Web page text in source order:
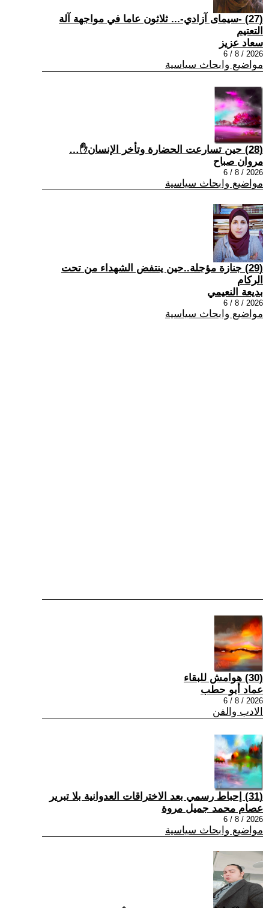
(27) -سيمای آزادي-... ثلاثون عاما في مواجهة آلة
التعتيم
سعاد عزيز
2026 / 8 / 6
مواضيع وابحاث سياسية
(28) حين تسارعت الحضارة وتأخر الإنسان✋…
مروان صباح
2026 / 8 / 6
مواضيع وابحاث سياسية
(29) جنازة مؤجلة..حين ينتفض الشهداء من تحت
الركام
بديعة النعيمي
2026 / 8 / 6
مواضيع وابحاث سياسية
(30) هوامش للبقاء
عماد أبو حطب
2026 / 8 / 6
الادب والفن
(31) إحباط رسمي بعد الاختراقات العدوانية بلا تبرير
عصام محمد جميل مروة
2026 / 8 / 6
مواضيع وابحاث سياسية